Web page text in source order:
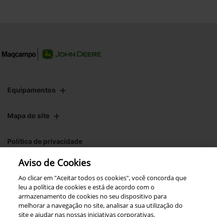
Equipamentos
Mapa do site
Política de privacidade
CNPJ: 00.970.771/0004-54
Aviso de Cookies
Ao clicar em "Aceitar todos os cookies", você concorda que
leu a política de cookies e está de acordo com o
armazenamento de cookies no seu dispositivo para
melhorar a navegação no site, analisar a sua utilização do
site e ajudar nas nossas iniciativas corporativas.